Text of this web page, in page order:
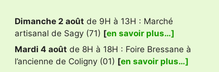
Dimanche 2 août de 9H à 13H : Marché
artisanal de Sagy (71) [en savoir plus…]
Mardi 4 août de 8H à 18H : Foire Bressane à
l’ancienne de Coligny (01) [en savoir plus…]